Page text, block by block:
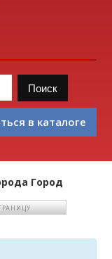
в каталоге
Город